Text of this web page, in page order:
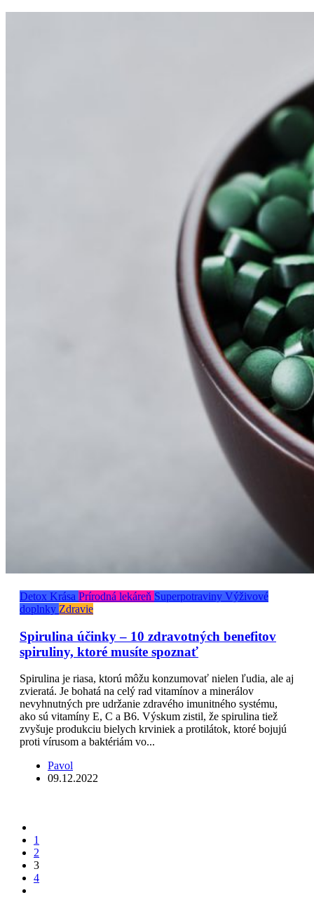
Detox Krása Prírodná lekáreň Superpotraviny Výživové
doplnky Zdravie
Spirulina účinky – 10 zdravotných benefitov
spiruliny, ktoré musíte spoznať
Spirulina je riasa, ktorú môžu konzumovať nielen ľudia, ale aj
zvieratá. Je bohatá na celý rad vitamínov a minerálov
nevyhnutných pre udržanie zdravého imunitného systému,
ako sú vitamíny E, C a B6. Výskum zistil, že spirulina tiež
zvyšuje produkciu bielych krviniek a protilátok, ktoré bojujú
proti vírusom a baktériám vo...
Pavol
09.12.2022
1
2
3
4